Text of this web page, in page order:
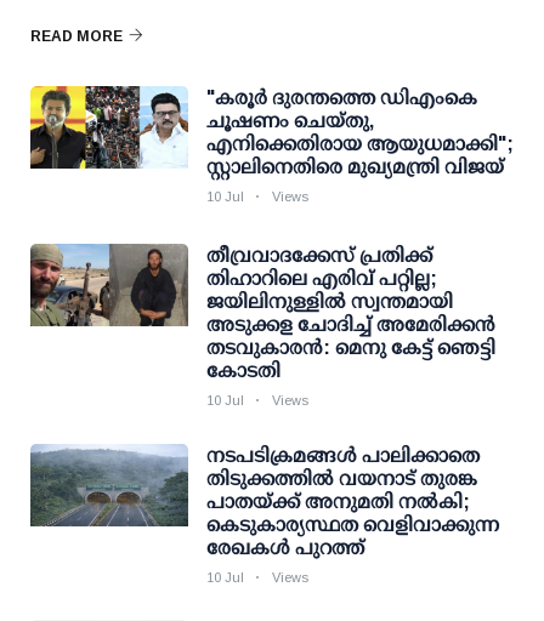
READ MORE
"കരൂർ ദുരന്തത്തെ ഡിഎംകെ
ചൂഷണം ചെയ്തു,
എനിക്കെതിരായ ആയുധമാക്കി";
സ്റ്റാലിനെതിരെ മുഖ്യമന്ത്രി വിജയ്
10 Jul Views
തീവ്രവാദക്കേസ് പ്രതിക്ക്
തിഹാറിലെ എരിവ് പറ്റില്ല;
ജയിലിനുള്ളില്‍ സ്വന്തമായി
അടുക്കള ചോദിച്ച് അമേരിക്കന്‍
തടവുകാരന്‍: മെനു കേട്ട് ഞെട്ടി
കോടതി
10 Jul Views
നടപടിക്രമങ്ങള്‍ പാലിക്കാതെ
തിടുക്കത്തില്‍ വയനാട് തുരങ്ക
പാതയ്ക്ക് അനുമതി നല്‍കി;
കെടുകാര്യസ്ഥത വെളിവാക്കുന്ന
രേഖകള്‍ പുറത്ത്
10 Jul Views